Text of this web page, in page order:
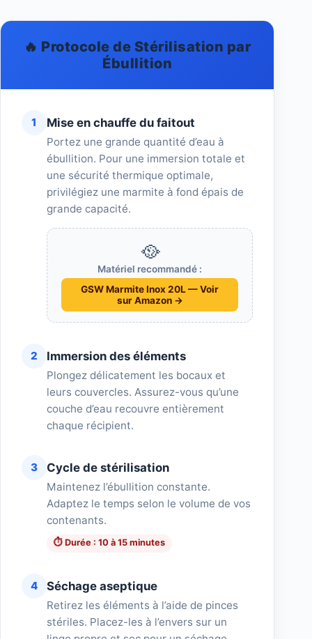
🔥 Protocole de Stérilisation par
Ébullition
1 Mise en chauffe du faitout
Portez une grande quantité d’eau à
ébullition. Pour une immersion totale et
une sécurité thermique optimale,
privilégiez une marmite à fond épais de
grande capacité.
🥘
Matériel recommandé :
GSW Marmite Inox 20L — Voir
sur Amazon →
2 Immersion des éléments
Plongez délicatement les bocaux et
leurs couvercles. Assurez-vous qu’une
couche d’eau recouvre entièrement
chaque récipient.
3 Cycle de stérilisation
Maintenez l’ébullition constante.
Adaptez le temps selon le volume de vos
contenants.
⏱️ Durée : 10 à 15 minutes
4 Séchage aseptique
Retirez les éléments à l’aide de pinces
stériles. Placez-les à l’envers sur un